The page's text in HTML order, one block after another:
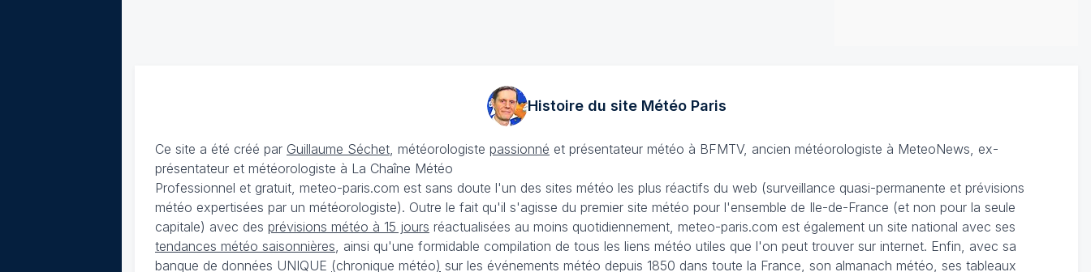
Histoire du site MétéoParis
Ce site a été créé par Guillaume Séchet , météorologiste passionné et présentateur météo à BFMTV, ancien météorologiste à MeteoNews, ex-
présentateur et météorologiste à La Chaîne Météo
Professionnel et gratuit, meteo-paris.com est sans doute l'un des sites météo les plus réactifs du web (surveillance quasi-permanente et prévisions
météo expertisées par un météorologiste). Outre le fait qu'il s'agisse du premier site météo pour l'ensemble de Ile-de-France (et non pour la seule
capitale) avec des prévisions météo à 15 jours réactualisées au moins quotidiennement, meteo-paris.com est également un site national avec ses
tendances météo saisonnières , ainsi qu'une formidable compilation de tous les liens météo utiles que l'on peut trouver sur internet. Enfin, avec sa
banque de données UNIQUE (chronique météo) sur les événements météo depuis 1850 dans toute la France, son almanach météo, ses tableaux